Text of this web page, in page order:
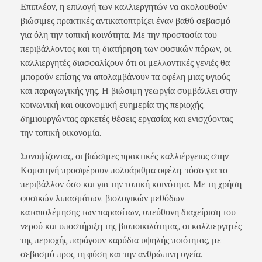
Επιπλέον, η επιλογή των καλλιεργητών να ακολουθούν
βιώσιμες πρακτικές αντικατοπτρίζει έναν βαθύ σεβασμό
για όλη την τοπική κοινότητα. Με την προστασία του
περιβάλλοντος και τη διατήρηση των φυσικών πόρων, οι
καλλιεργητές διασφαλίζουν ότι οι μελλοντικές γενιές θα
μπορούν επίσης να απολαμβάνουν τα οφέλη μιας υγιούς
και παραγωγικής γης. Η βιώσιμη γεωργία συμβάλλει στην
κοινωνική και οικονομική ευημερία της περιοχής,
δημιουργώντας αρκετές θέσεις εργασίας και ενισχύοντας
την τοπική οικονομία.
Συνοψίζοντας, οι βιώσιμες πρακτικές καλλιέργειας στην
Κομοτηνή προσφέρουν πολυάριθμα οφέλη, τόσο για το
περιβάλλον όσο και για την τοπική κοινότητα. Με τη χρήση
φυσικών λιπασμάτων, βιολογικών μεθόδων
καταπολέμησης των παρασίτων, υπεύθυνη διαχείριση του
νερού και υποστήριξη της βιοποικιλότητας, οι καλλιεργητές
της περιοχής παράγουν καρύδια υψηλής ποιότητας, με
σεβασμό προς τη φύση και την ανθρώπινη υγεία.